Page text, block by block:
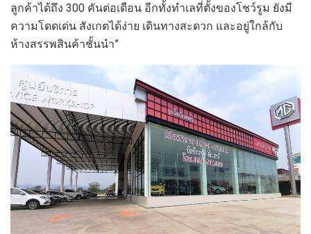
ลูกค้าได้ถึง 300 คันต่อเดือน อีกทั้งทำเลที่ตั้งของโชว์รูม ยังมี
ความโดดเด่น สังเกตได้ง่าย เดินทางสะดวก และอยู่ใกล้กับ
ห้างสรรพสินค้าชั้นนำ”